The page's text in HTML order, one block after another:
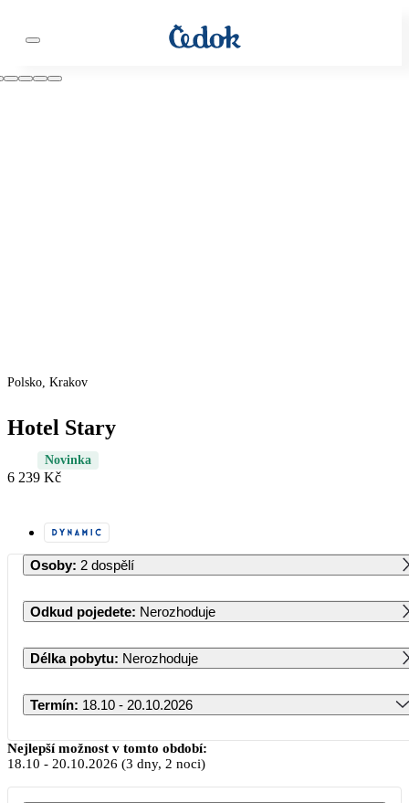
Polsko, Krakov
Hotel Stary
Novinka
6 239 Kč
Osoby: 2 dospělí
Odkud pojedete: Nerozhoduje
Délka pobytu: Nerozhoduje
Termín: 18.10 - 20.10.2026
Říjen 2026
PO ÚT ST ČT PÁ SO NE
Nejlepší možnost v tomto období:
18.10 - 20.10.2026 (3 dny, 2 noci)